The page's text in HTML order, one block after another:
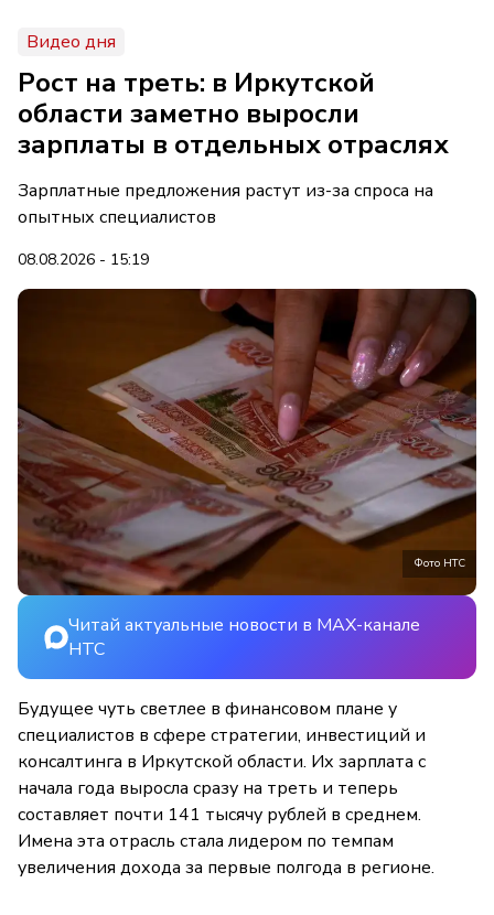
Видео дня
Рост на треть: в Иркутской
области заметно выросли
зарплаты в отдельных отраслях
Зарплатные предложения растут из-за спроса на
опытных специалистов
08.08.2026 - 15:19
Фото НТС
Читай актуальные новости в MAX-канале
НТС
Будущее чуть светлее в финансовом плане у
специалистов в сфере стратегии, инвестиций и
консалтинга в Иркутской области. Их зарплата с
начала года выросла сразу на треть и теперь
составляет почти 141 тысячу рублей в среднем.
Имена эта отрасль стала лидером по темпам
увеличения дохода за первые полгода в регионе.